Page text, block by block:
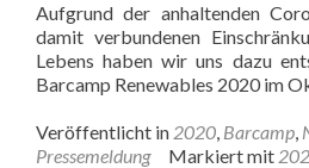
Aufgrund der anhaltenden
damit verbundenen
Lebens haben wir uns dazu
Barcamp Renewables 2020 im
Veröffentlicht in 2020, Barcamp,
Pressemeldung
Markiert mit